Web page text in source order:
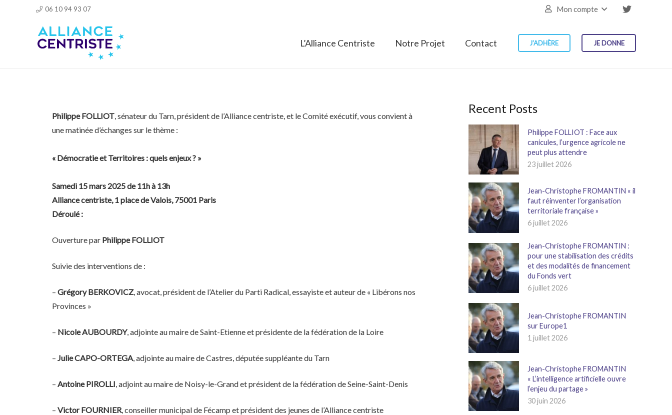
06 10 94 93 07 Mon compte
L’Alliance Centriste Notre Projet Contact J’ADHÈRE JE DONNE
Philippe FOLLIOT, sénateur du Tarn, président de l’Alliance centriste, et le Comité exécutif, vous convient à
une matinée d’échanges sur le thème :
« Démocratie et Territoires : quels enjeux ? »
Samedi 15 mars 2025 de 11h à 13h
Alliance centriste, 1 place de Valois, 75001 Paris
Déroulé :
Ouverture par Philippe FOLLIOT
Suivie des interventions de :
– Grégory BERKOVICZ, avocat, président de l’Atelier du Parti Radical, essayiste et auteur de « Libérons nos
Provinces »
– Nicole AUBOURDY, adjointe au maire de Saint-Etienne et présidente de la fédération de la Loire
– Julie CAPO-ORTEGA, adjointe au maire de Castres, députée suppléante du Tarn
– Antoine PIROLLI, adjoint au maire de Noisy-le-Grand et président de la fédération de Seine-Saint-Denis
– Victor FOURNIER, conseiller municipal de Fécamp et président des jeunes de l’Alliance centriste
Recent Posts
Philippe FOLLIOT : Face aux
canicules, l’urgence agricole ne
peut plus attendre
23 juillet 2026
Jean-Christophe FROMANTIN « il
faut réinventer l’organisation
territoriale française »
6 juillet 2026
Jean-Christophe FROMANTIN :
pour une stabilisation des crédits
et des modalités de financement
du Fonds vert
6 juillet 2026
Jean-Christophe FROMANTIN
sur Europe1
1 juillet 2026
Jean-Christophe FROMANTIN
« L’intelligence artificielle ouvre
l’enjeu du partage »
30 juin 2026